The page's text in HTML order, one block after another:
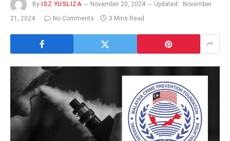
By ISZ YUSLIZA November 20, 2024 Updated:
November
21, 2024
No Comments 3 Mins Read